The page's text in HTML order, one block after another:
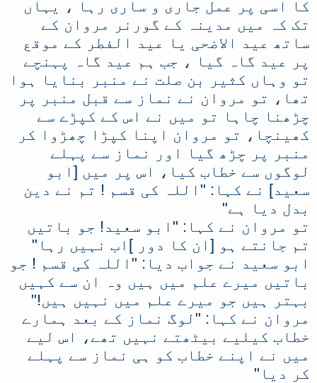
کا اسی پر عمل جاری و ساری رہا ، یہاں
تک کہ میں مدینہ کے گورنر مروان کے
ساتھ عید الاضحی یا عید الفطر کے موقع
پر عید گاہ گیا ، جب ہم عید گاہ پہنچے
تو وہاں کثیر بن صلت نے منبر بنایا ہوا
تھا، تو مروان نے نماز سے قبل منبر پر
چڑھنا چاہا تو میں نے اس کے کپڑے سے
کھینچا، تو مروان اپنا کپڑا چھڑوا کر
منبر پر چڑھ گیا اور نماز سے پہلے
لوگوں سے خطاب کیا، اس پر میں [ابو
سعید] نے کہا: "اللہ کی قسم ! تم نے دین
بدل دیا ہے"
تو مروان نے کہا: "ابو سعید! جو باتیں
تم جانتے ہو [ان کا دور ]اب نہیں رہا"
ابو سعید نے جواب دیا: "اللہ کی قسم ! جو
باتیں میرے علم میں ہیں وہ ان سے کہیں
بہتر ہیں جو میرے علم میں نہیں ہیں!"
مروان نے کہا: "لوگ نماز کے بعد ہمارے
خطاب کیلیے بیٹھتے نہیں تھے، اس لیے
میں نے اپنے خطاب کو ہی نماز سے پہلے
کر دیا"